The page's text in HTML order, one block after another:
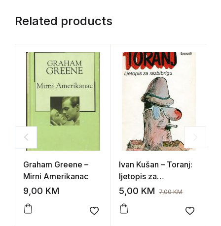
Related products
Graham Greene –
Mirni Amerikanac
9,00 KM
Add to wishlist
Ivan Kušan – Toranj:
ljetopis za
razbribrigu
5,00 KM 7,00KM
Add to